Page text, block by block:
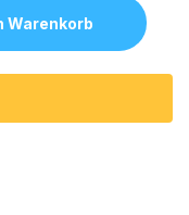
Warenkorb